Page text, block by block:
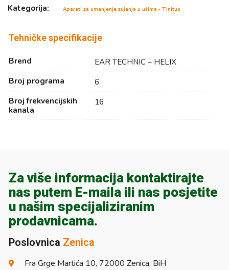
Kategorija:
Aparati za umanjenje zujanja u ušima - Tinitus
Tehničke specifikacije
Brend
EAR TECHNIC – HELIX
Broj programa
6
Broj frekvencijskih
kanala
16
Za više informacija kontaktirajte
nas putem E-maila ili nas posjetite
u našim specijaliziranim
prodavnicama.
Poslovnica Zenica
Fra Grge Martića 10, 72000 Zenica, BiH